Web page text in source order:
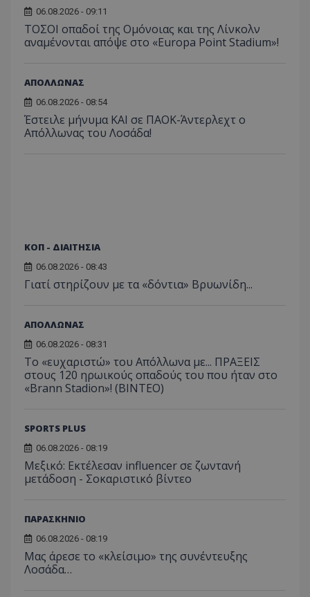
06.08.2026 - 09:11
ΤΟΣΟΙ οπαδοί της Ομόνοιας και της Λίνκολν
αναμένονται απόψε στο «Europa Point Stadium»!
ΑΠΟΛΛΩΝΑΣ
06.08.2026 - 08:54
Έστειλε μήνυμα ΚΑΙ σε ΠΑΟΚ-Άντερλεχτ ο
Απόλλωνας του Λοσάδα!
ΚΟΠ - ΔΙΑΙΤΗΣΙΑ
06.08.2026 - 08:43
Γιατί στηρίζουν με τα «δόντια» Βρυωνίδη...
ΑΠΟΛΛΩΝΑΣ
06.08.2026 - 08:31
Το «ευχαριστώ» του Απόλλωνα με... ΠΡΑΞΕΙΣ
στους 120 ηρωικούς οπαδούς του που ήταν στο
«Brann Stadion»! (ΒΙΝΤΕΟ)
SPORTS PLUS
06.08.2026 - 08:19
Μεξικό: Εκτέλεσαν influencer σε ζωντανή
μετάδοση - Σοκαριστικό βίντεο
ΠΑΡΑΣΚΗΝΙΟ
06.08.2026 - 08:19
Μας άρεσε το «κλείσιμο» της συνέντευξης
Λοσάδα…